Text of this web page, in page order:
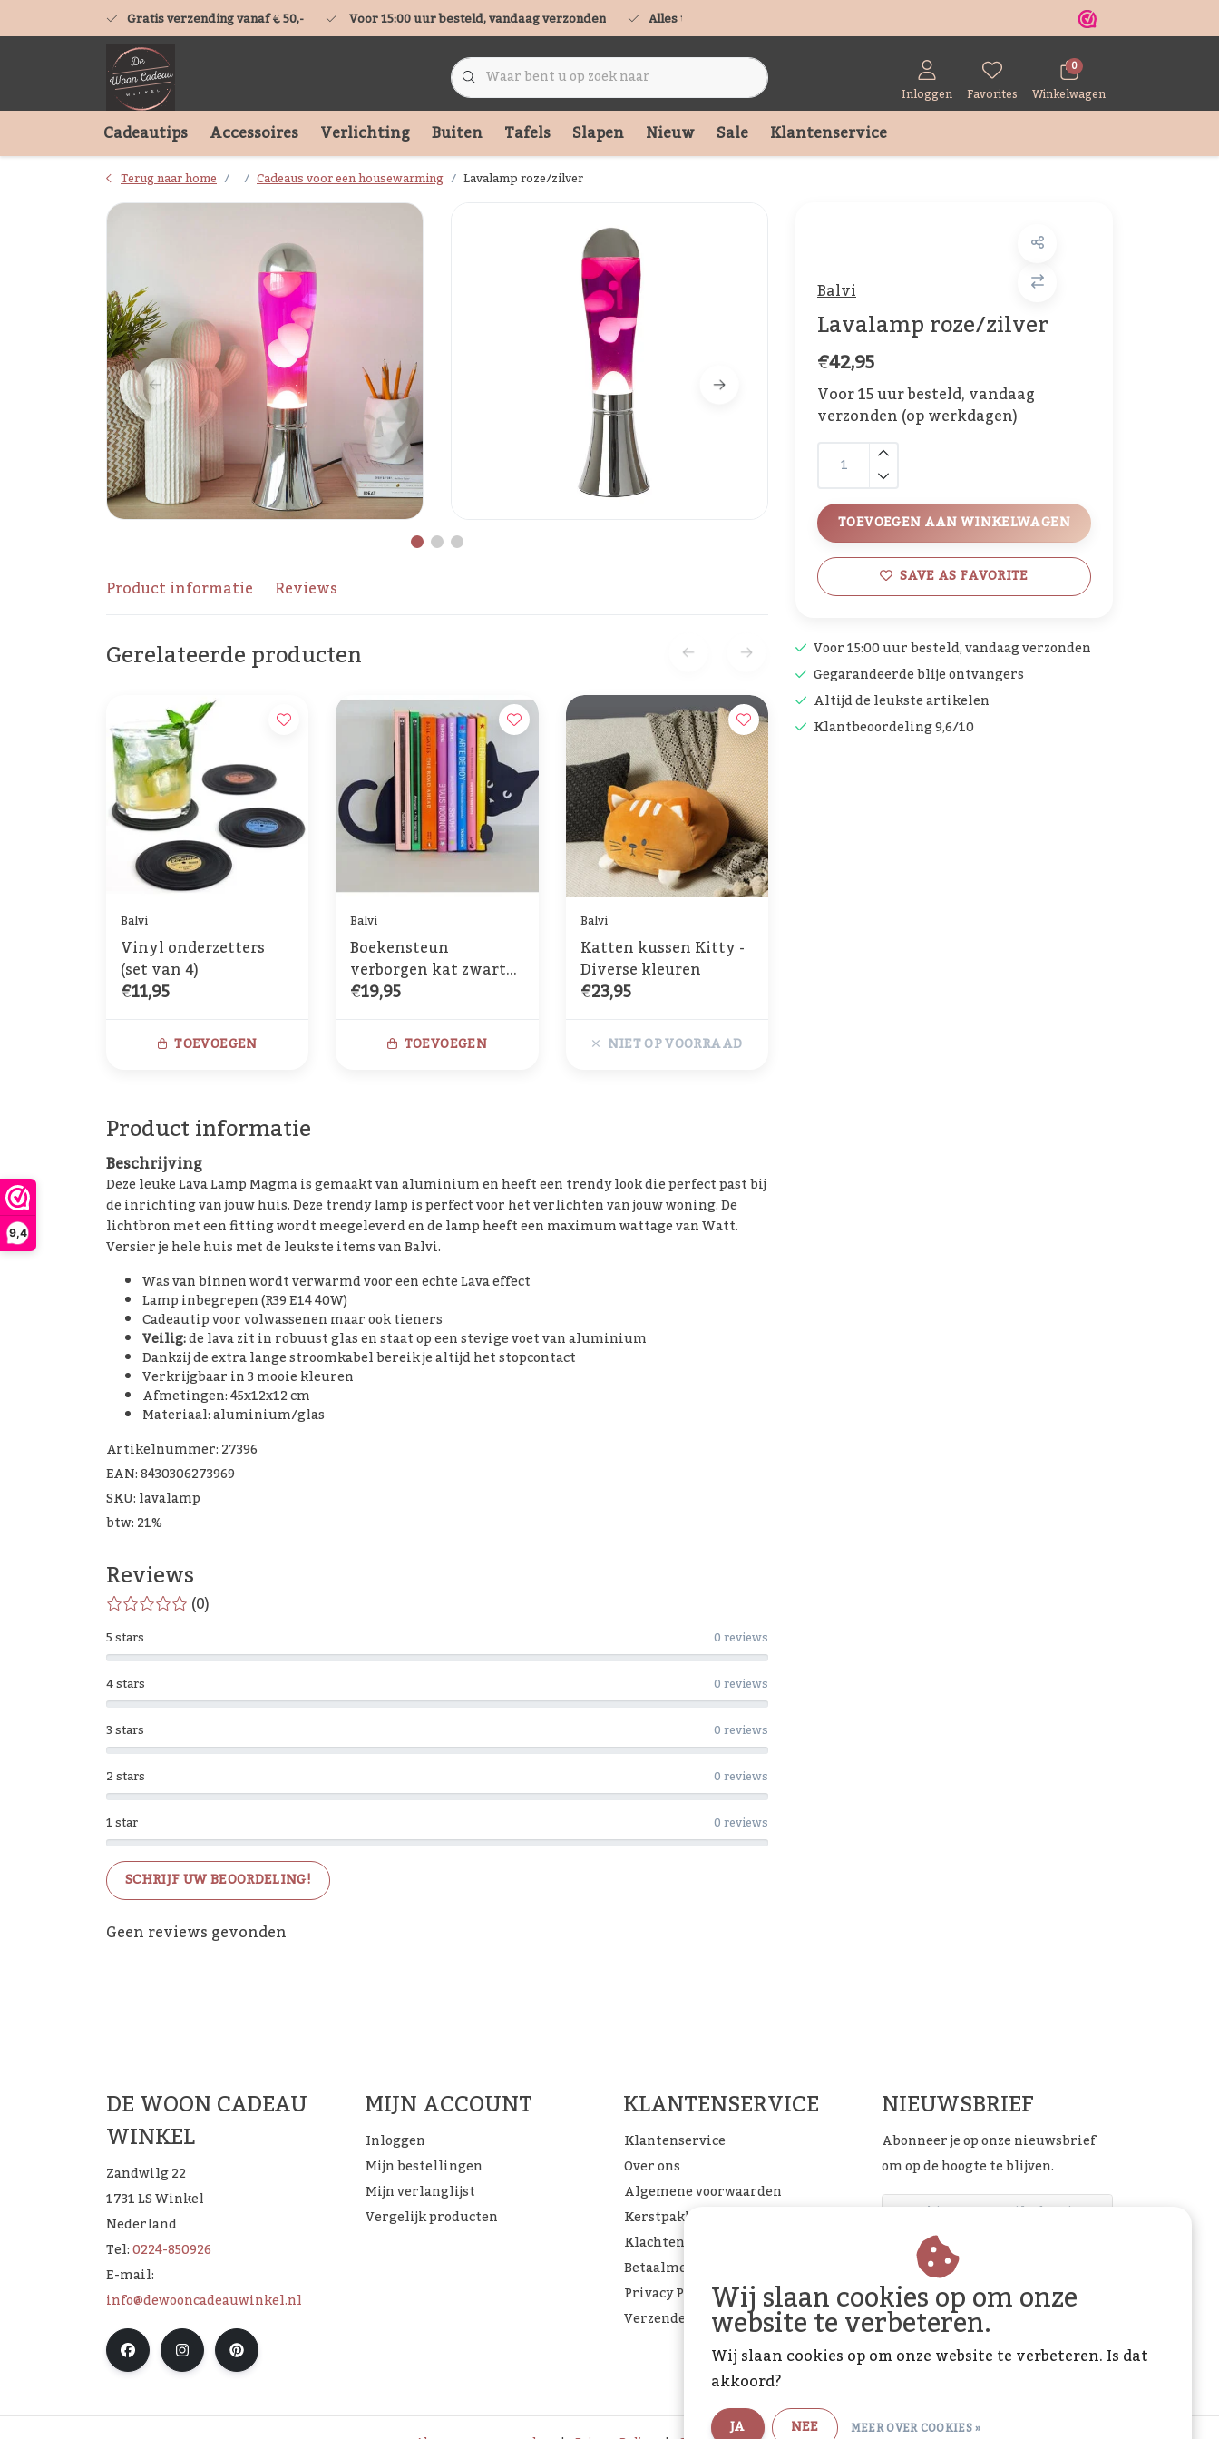
9,4
Gratis verzending vanaf € 50,- Voor 15:00 uur besteld, vandaag verzonden Alles uit voorraad leverbaar
Inloggen Favorites
0
Winkelwagen
Cadeautips Accessoires Verlichting Buiten Tafels Slapen Nieuw Sale Klantenservice
Terug naar home Cadeaus voor een housewarming Lavalamp roze/zilver
Balvi
Lavalamp roze/zilver
€42,95
Voor 15 uur besteld, vandaag
verzonden (op werkdagen)
TOEVOEGEN AAN WINKELWAGEN
SAVE AS FAVORITE
Voor 15:00 uur besteld, vandaag verzonden
Gegarandeerde blije ontvangers
Altijd de leukste artikelen
Klantbeoordeling 9,6/10
Product informatie Reviews
Gerelateerde producten
Balvi
Vinyl onderzetters
(set van 4)
€11,95
TOEVOEGEN
Balvi
Boekensteun
verborgen kat zwart
metaal
€19,95
TOEVOEGEN
Balvi
Katten kussen Kitty -
Diverse kleuren
€23,95
NIET OP VOORRAAD
Product informatie
Beschrijving
Deze leuke Lava Lamp Magma is gemaakt van aluminium en heeft een trendy look die perfect past bij
de inrichting van jouw huis. Deze trendy lamp is perfect voor het verlichten van jouw woning. De
lichtbron met een fitting wordt meegeleverd en de lamp heeft een maximum wattage van Watt.
Versier je hele huis met de leukste items van Balvi.
Was van binnen wordt verwarmd voor een echte Lava effect
Lamp inbegrepen (R39 E14 40W)
Cadeautip voor volwassenen maar ook tieners
Veilig:de lava zit in robuust glas en staat op een stevige voet van aluminium
Dankzij de extra lange stroomkabel bereik je altijd het stopcontact
Verkrijgbaar in 3 mooie kleuren
Afmetingen: 45x12x12 cm
Materiaal: aluminium/glas
Artikelnummer: 27396
EAN: 8430306273969
SKU: lavalamp
btw: 21%
Reviews
(0)
1 star 0 reviews
2 stars 0 reviews
3 stars 0 reviews
4 stars 0 reviews
5 stars 0 reviews
SCHRIJF UW BEOORDELING!
Geen reviews gevonden
DE WOON CADEAU
WINKEL
Zandwilg 22
1731 LS Winkel
Nederland
Tel:0224-850926
E-mail:
info@dewooncadeauwinkel.nl
MIJN ACCOUNT
Inloggen
Mijn bestellingen
Mijn verlanglijst
Vergelijk producten
KLANTENSERVICE
Klantenservice
Over ons
Algemene voorwaarden
Kerstpakketten
Klachtenpagina
Betaalmethoden
Privacy Policy
Verzenden & retourneren
NIEUWSBRIEF
Abonneer je op onze nieuwsbrief
om op de hoogte te blijven.
ABONNEER
Wij slaan cookies op om onze
website te verbeteren.
Wij slaan cookies op om onze website te verbeteren. Is dat
akkoord?
JA NEE MEER OVER COOKIES »